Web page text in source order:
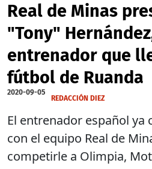
Real de Minas
"Tony"
entrenador que
fútbol de Ruanda
2020-09-05
REDACCIÓN DIEZ
El entrenador español ya
con el equipo Real de
competirle a Olimpia,